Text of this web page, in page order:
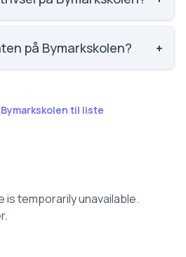
er 3.5 ud af 5,
skoler. Scoren er baseret på
på Bymarkskolen? +
til liste
temporarily unavailable.